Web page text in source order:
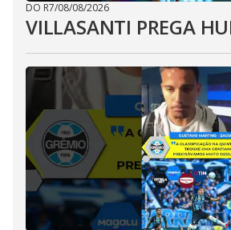
DO R7/08/08/2026
VILLASANTI PREGA